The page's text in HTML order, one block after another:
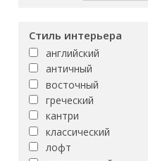
GILIO
GLENWOOD
GRACIA
Glam
Goran
Greys
H200
HARBOR
черный
Стиль интерьера
английский
античный
восточный
греческий
кантри
классический
лофт